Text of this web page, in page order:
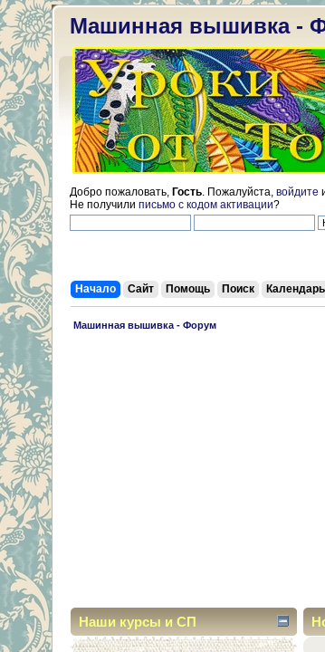
Машинная вышивка -
Добро пожаловать, Гость . Пожалуйста, войдите
Не получили письмо с кодом активации?
Начало Сайт Помощь Поиск Календарь
Машинная вышивка - Форум
Наши курсы и СП